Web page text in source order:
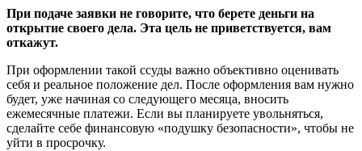
При подаче заявки не говорите, что берете деньги на
открытие своего дела. Эта цель не приветствуется, вам
откажут.
При оформлении такой ссуды важно объективно оценивать
себя и реальное положение дел. После оформления вам нужно
будет, уже начиная со следующего месяца, вносить
ежемесячные платежи. Если вы планируете увольняться,
сделайте себе финансовую «подушку безопасности», чтобы не
уйти в просрочку.